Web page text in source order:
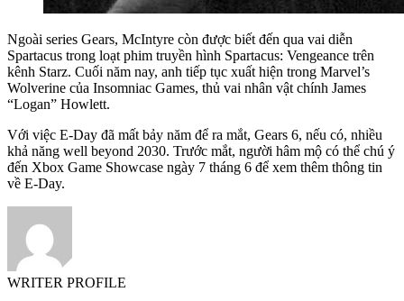
Ngoài series Gears, McIntyre còn được biết đến qua vai diễn
Spartacus trong loạt phim truyền hình Spartacus: Vengeance trên
kênh Starz. Cuối năm nay, anh tiếp tục xuất hiện trong Marvel’s
Wolverine của Insomniac Games, thủ vai nhân vật chính James
“Logan” Howlett.
Với việc E-Day đã mất bảy năm để ra mắt, Gears 6, nếu có, nhiều
khả năng well beyond 2030. Trước mắt, người hâm mộ có thể chú ý
đến Xbox Game Showcase ngày 7 tháng 6 để xem thêm thông tin
về E-Day.
WRITER PROFILE